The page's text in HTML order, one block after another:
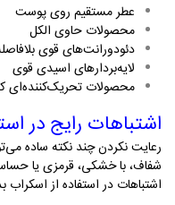
عطر مستقیم روی پوست
محصولات حاوی الکل
دئودورانت‌های قوی
لایه‌بردارهای اسیدی قوی
محصولات تحریک‌کننده‌ای
اشتباهات رایج در
رعایت نکردن چند نکته ساده
شفاف، با خشکی، قرمزی یا
اشتباهات در استفاده از اسکراب